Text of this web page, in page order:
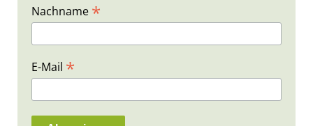
Nachname *
E-Mail *